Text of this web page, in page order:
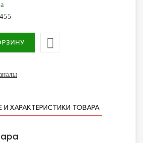
ХАРАКТЕРИСТИКИ ТОВАРА